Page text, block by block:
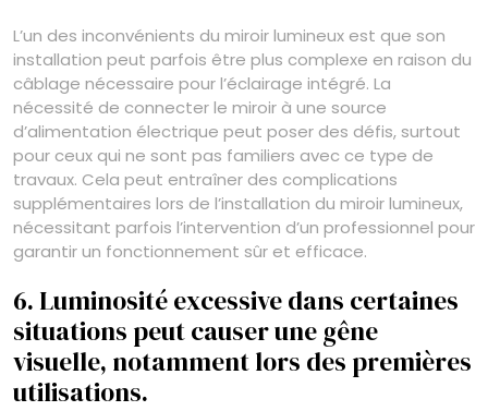
L’un des inconvénients du miroir lumineux est que son
installation peut parfois être plus complexe en raison du
câblage nécessaire pour l’éclairage intégré. La
nécessité de connecter le miroir à une source
d’alimentation électrique peut poser des défis, surtout
pour ceux qui ne sont pas familiers avec ce type de
travaux. Cela peut entraîner des complications
supplémentaires lors de l’installation du miroir lumineux,
nécessitant parfois l’intervention d’un professionnel pour
garantir un fonctionnement sûr et efficace.
6. Luminosité excessive dans certaines
situations peut causer une gêne
visuelle, notamment lors des premières
utilisations.